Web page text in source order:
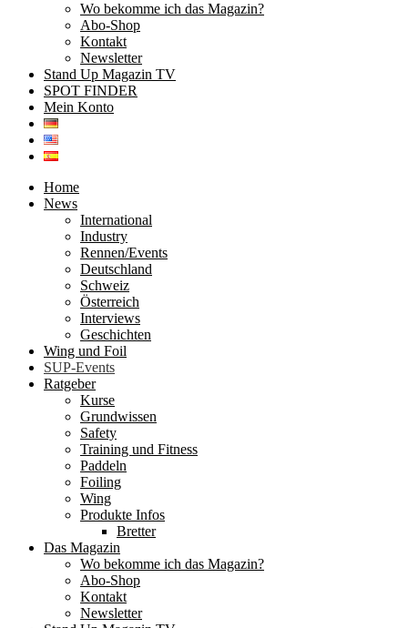
Wo bekomme ich das Magazin?
Abo-Shop
Kontakt
Newsletter
Stand Up Magazin TV
SPOT FINDER
Mein Konto
Home
News
International
Industry
Rennen/Events
Deutschland
Schweiz
Österreich
Interviews
Geschichten
Wing und Foil
SUP-Events
Ratgeber
Kurse
Grundwissen
Safety
Training und Fitness
Paddeln
Foiling
Wing
Produkte Infos
Bretter
Das Magazin
Wo bekomme ich das Magazin?
Abo-Shop
Kontakt
Newsletter